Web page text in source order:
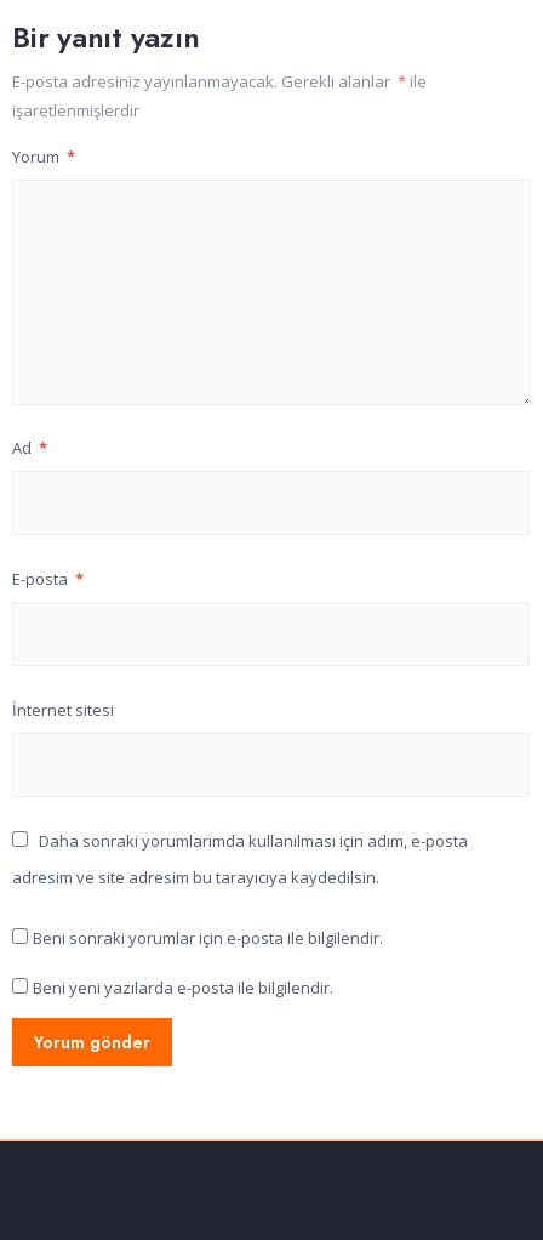
Bir yanıt yazın
E-posta adresiniz yayınlanmayacak. Gerekli alanlar * ile
işaretlenmişlerdir
Yorum *
Ad *
E-posta *
İnternet sitesi
Daha sonraki yorumlarımda kullanılması için adım, e-posta
adresim ve site adresim bu tarayıcıya kaydedilsin.
Beni sonraki yorumlar için e-posta ile bilgilendir.
Beni yeni yazılarda e-posta ile bilgilendir.